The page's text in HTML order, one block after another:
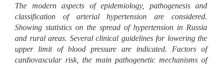
The modern aspects of epidemiology, pathogenesis and
classification of arterial hypertension are considered.
Showing statistics on the spread of hypertension in Russia
and rural areas. Several clinical guidelines for lowering the
upper limit of blood pressure are indicated. Factors of
cardiovascular risk, the main pathogenetic mechanisms of